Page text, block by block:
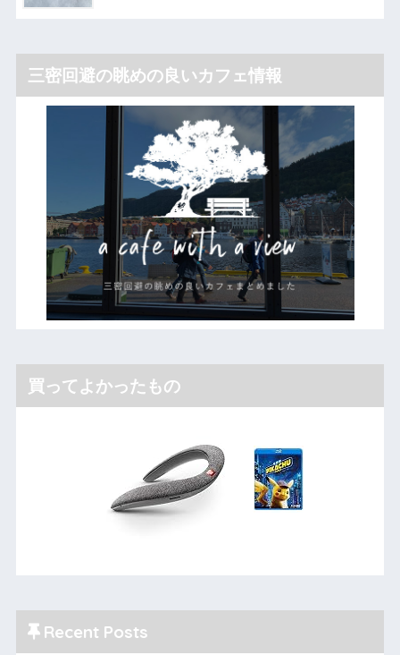
三密回避の眺めの良いカフェ情報
買ってよかったもの
Recent Posts